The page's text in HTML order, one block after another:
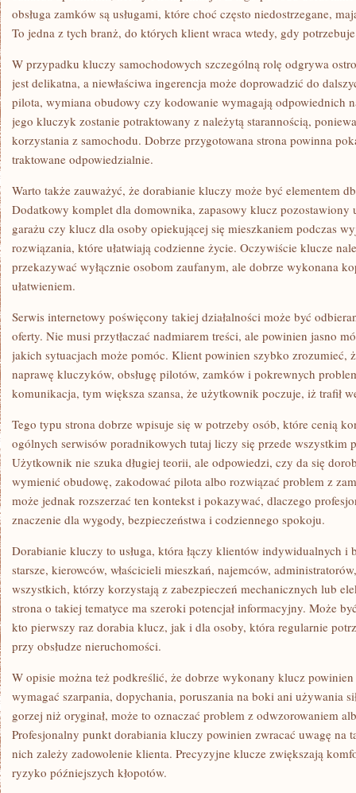
obsługa zamków są usługami, które choć często niedostrzegane,
To jedna z tych branż, do których klient wraca wtedy, gdy
W przypadku kluczy samochodowych szczególną rolę odgrywa
jest delikatna, a niewłaściwa ingerencja może doprowadzić do
pilota, wymiana obudowy czy kodowanie wymagają odpowiednich
jego kluczyk zostanie potraktowany z należytą starannością,
korzystania z samochodu. Dobrze przygotowana strona powinna
traktowane odpowiedzialnie.
Warto także zauważyć, że dorabianie kluczy może być elementem
Dodatkowy komplet dla domownika, zapasowy klucz pozostawiony
garażu czy klucz dla osoby opiekującej się mieszkaniem podczas
rozwiązania, które ułatwiają codzienne życie. Oczywiście klucze
przekazywać wyłącznie osobom zaufanym, ale dobrze wykonana
ułatwieniem.
Serwis internetowy poświęcony takiej działalności może być
oferty. Nie musi przytłaczać nadmiarem treści, ale powinien jasno
jakich sytuacjach może pomóc. Klient powinien szybko zrozumieć,
naprawę kluczyków, obsługę pilotów, zamków i pokrewnych
komunikacja, tym większa szansa, że użytkownik poczuje, iż trafił
Tego typu strona dobrze wpisuje się w potrzeby osób, które cenią
ogólnych serwisów poradnikowych tutaj liczy się przede wszystkim
Użytkownik nie szuka długiej teorii, ale odpowiedzi, czy da się
wymienić obudowę, zakodować pilota albo rozwiązać problem z
może jednak rozszerzać ten kontekst i pokazywać, dlaczego
znaczenie dla wygody, bezpieczeństwa i codziennego spokoju.
Dorabianie kluczy to usługa, która łączy klientów indywidualnych i
starsze, kierowców, właścicieli mieszkań, najemców,
wszystkich, którzy korzystają z zabezpieczeń mechanicznych lub
strona o takiej tematyce ma szeroki potencjał informacyjny. Może
kto pierwszy raz dorabia klucz, jak i dla osoby, która regularnie
przy obsłudze nieruchomości.
W opisie można też podkreślić, że dobrze wykonany klucz
wymagać szarpania, dopychania, poruszania na boki ani używania
gorzej niż oryginał, może to oznaczać problem z odwzorowaniem
Profesjonalny punkt dorabiania kluczy powinien zwracać uwagę na
nich zależy zadowolenie klienta. Precyzyjne klucze zwiększają
ryzyko późniejszych kłopotów.